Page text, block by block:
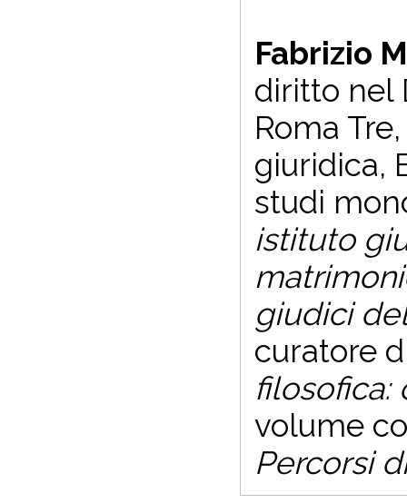
Fabrizio
diritto nel
Roma
giuridica,
studi
istituto
giudici
curatore
filosofica:
volume
Percorsi